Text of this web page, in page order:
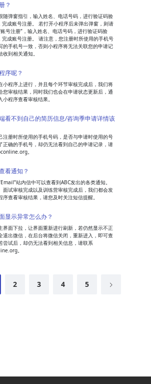
？
随弹窗指引，输入姓名、电话号码，进行验证码验
完成账号注册。 若打开小程序后未弹出弹窗，则请
账号注册”，输入姓名、电话号码，进行验证码验
完成账号注册。 请注意，您注册时所使用的手机号
的手机号一致，否则小程序将无法关联您的申请记
到相关通知。
序呢？
小程序上进行，并且每个环节审核完成后，我们将
您审核结果，同时我们也会在申请状态更新后，通
程序查看审核结果。
看不到自己的简历信息/咨询季申请详情该
注册时所使用的手机号码，是否与申请时使用的号
正确的手机号，却仍无法看到自己的申请记录，请
。
看通知？
站内信中可以查看到ABC发出的各类通知。
面试审核完成以及训练营审核完成后，我们都会发
序查看审核结果，请您及时关注短信提醒。
显示异常怎么办？
界面下拉，让界面重新进行刷新，若仍然显示不正
退出微信，在后台将微信关闭，重新进入，即可查
尝试后，却仍无法看到相关信息，请联系
。
2 3 4 5